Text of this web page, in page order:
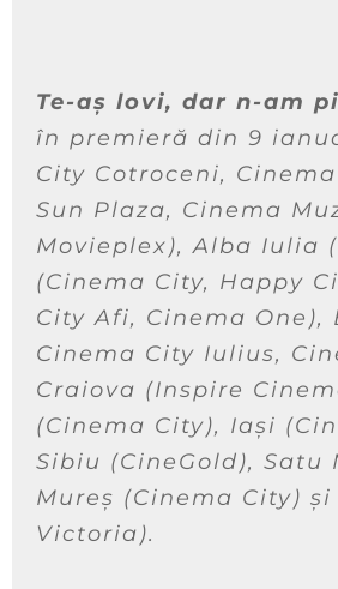
Te-aș lovi, dar n-am
în premieră din 9
City Cotroceni,
Sun Plaza, Cinema
Movieplex), Alba Iulia (
(Cinema City, Happy
City Afi, Cinema One ),
Cinema City Iulius,
Craiova (Inspire
(Cinema City), Iași (
Sibiu (CineGold), Satu
Mureș (Cinema City)
Victoria).